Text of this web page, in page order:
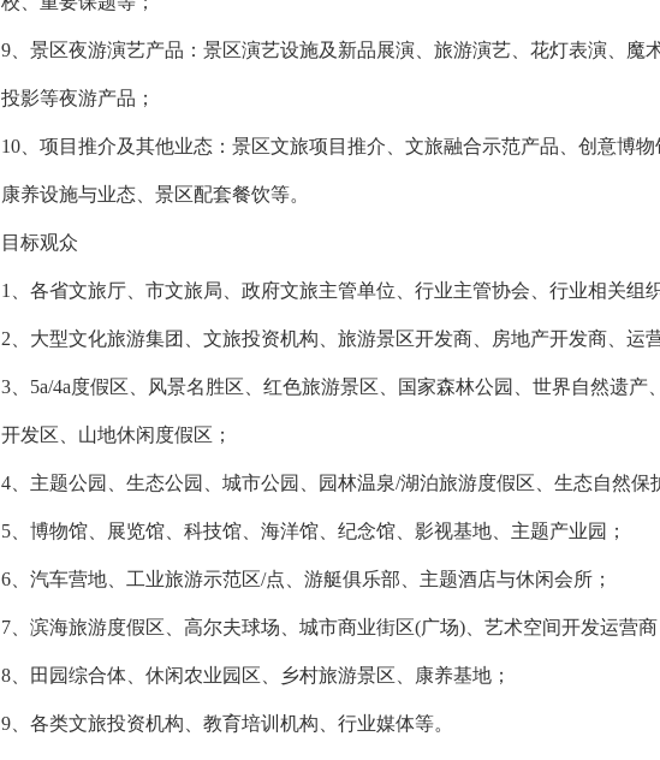
9、景区夜游演艺产品：景区演艺设施及新品展演、旅游演艺、花灯表演、魔
投影等夜游产品；
10、项目推介及其他业态：景区文旅项目推介、文旅融合示范产品、创意博
康养设施与业态、景区配套餐饮等。
目标观众
1、各省文旅厅、市文旅局、政府文旅主管单位、行业主管协会、行业相关组
2、大型文化旅游集团、文旅投资机构、旅游景区开发商、房地产开发商、运
3、5a/4a度假区、风景名胜区、红色旅游景区、国家森林公园、世界自然遗
开发区、山地休闲度假区；
4、主题公园、生态公园、城市公园、园林温泉/湖泊旅游度假区、生态自然保
5、博物馆、展览馆、科技馆、海洋馆、纪念馆、影视基地、主题产业园；
6、汽车营地、工业旅游示范区/点、游艇俱乐部、主题酒店与休闲会所；
7、滨海旅游度假区、高尔夫球场、城市商业街区(广场)、艺术空间开发运营商
8、田园综合体、休闲农业园区、乡村旅游景区、康养基地；
9、各类文旅投资机构、教育培训机构、行业媒体等。